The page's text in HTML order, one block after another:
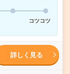
コツコツ
詳しく見る